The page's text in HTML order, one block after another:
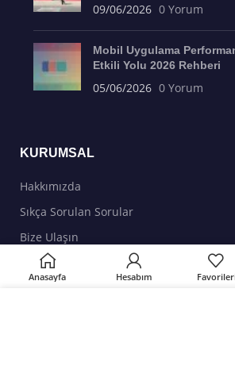
09/06/2026 0 Yorum
Mobil Uygulama
Etkili Yolu 2026 Rehberi
05/06/2026 0 Yorum
KURUMSAL
Hakkımızda
Sıkça Sorulan Sorular
Bize Ulaşın
ALIŞVERIŞ
Anasayfa Hesabım